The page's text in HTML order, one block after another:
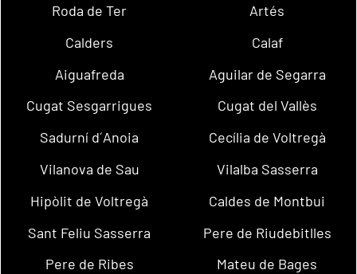
Roda de Ter
Artés
Calders
Calaf
Aiguafreda
Aguilar de Segarra
Cugat Sesgarrigues
Cugat del Vallès
Sadurní d´Anoia
Cecília de Voltregà
Vilanova de Sau
Vilalba Sasserra
Hipòlit de Voltregà
Caldes de Montbui
Sant Feliu Sasserra
Pere de Riudebitlles
Pere de Ribes
Mateu de Bages